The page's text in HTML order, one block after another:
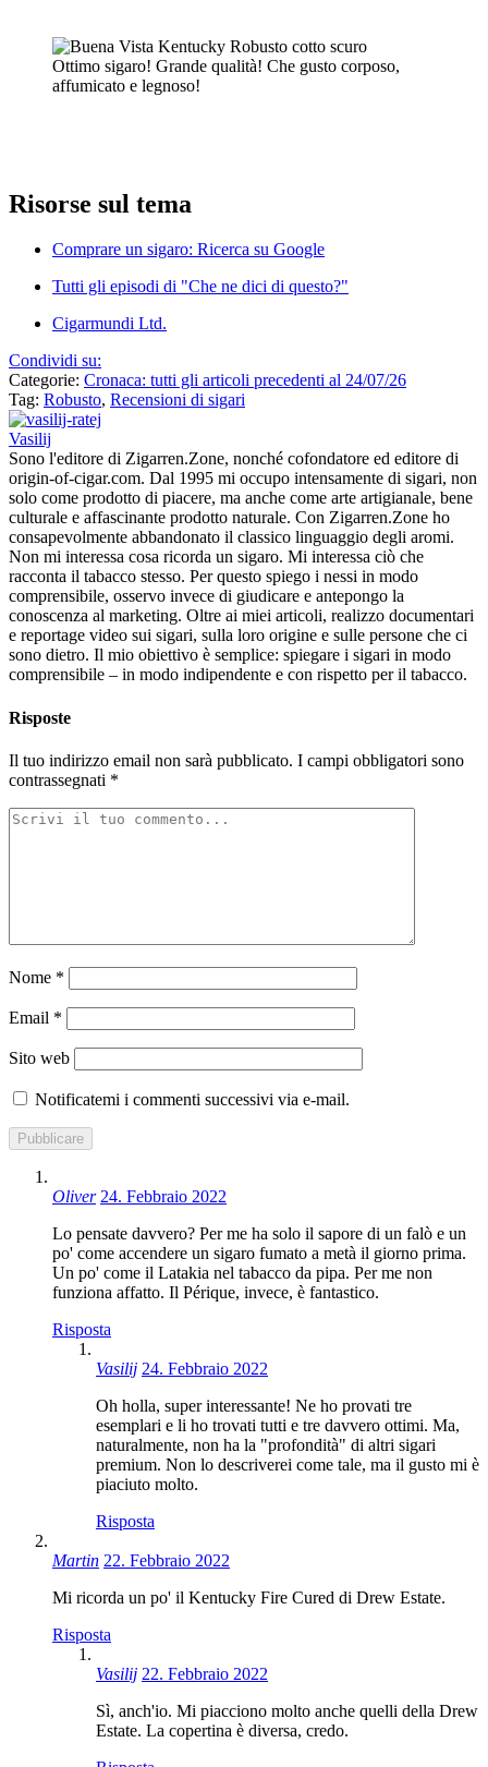
Ottimo sigaro! Grande qualità! Che gusto corposo,
affumicato e legnoso!
Risorse sul tema
Comprare un sigaro: Ricerca su Google
Tutti gli episodi di "Che ne dici di questo?"
Cigarmundi Ltd.
Condividi su:
Categorie: Cronaca: tutti gli articoli precedenti al 24/07/26
Tag: Robusto, Recensioni di sigari
Vasilij
Sono l'editore di Zigarren.Zone, nonché cofondatore ed editore di
origin-of-cigar.com. Dal 1995 mi occupo intensamente di sigari, non
solo come prodotto di piacere, ma anche come arte artigianale, bene
culturale e affascinante prodotto naturale. Con Zigarren.Zone ho
consapevolmente abbandonato il classico linguaggio degli aromi.
Non mi interessa cosa ricorda un sigaro. Mi interessa ciò che
racconta il tabacco stesso. Per questo spiego i nessi in modo
comprensibile, osservo invece di giudicare e antepongo la
conoscenza al marketing. Oltre ai miei articoli, realizzo documentari
e reportage video sui sigari, sulla loro origine e sulle persone che ci
sono dietro. Il mio obiettivo è semplice: spiegare i sigari in modo
comprensibile – in modo indipendente e con rispetto per il tabacco.
Risposte
Il tuo indirizzo email non sarà pubblicato. I campi obbligatori sono
contrassegnati *
Nome *
Email *
Sito web
Notificatemi i commenti successivi via e-mail.
Oliver 24. Febbraio 2022
Lo pensate davvero? Per me ha solo il sapore di un falò e un
po' come accendere un sigaro fumato a metà il giorno prima.
Un po' come il Latakia nel tabacco da pipa. Per me non
funziona affatto. Il Périque, invece, è fantastico.
Risposta
Vasilij 24. Febbraio 2022
Oh holla, super interessante! Ne ho provati tre
esemplari e li ho trovati tutti e tre davvero ottimi. Ma,
naturalmente, non ha la "profondità" di altri sigari
premium. Non lo descriverei come tale, ma il gusto mi è
piaciuto molto.
Risposta
Martin 22. Febbraio 2022
Mi ricorda un po' il Kentucky Fire Cured di Drew Estate.
Risposta
Vasilij 22. Febbraio 2022
Sì, anch'io. Mi piacciono molto anche quelli della Drew
Estate. La copertina è diversa, credo.